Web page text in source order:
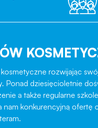
rozwijając
Ponad dziesięcioletnie
a także regularne
konkurencyjną ofertę